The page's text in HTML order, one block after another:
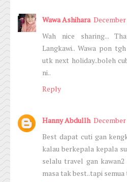
Wawa Ashihara December
Wah nice sharing...
Langkawi.. Wawa pon
utk next holiday..boleh
ni..
Reply
Hanny Abdullh December
Best dapat cuti gan
kalau berkepala kepala
selalu travel gan
masa tak best..tapi